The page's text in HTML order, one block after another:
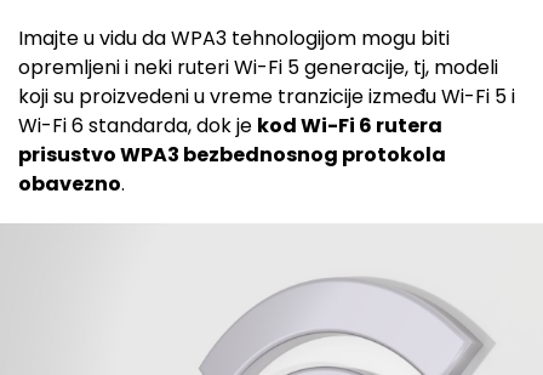
Imajte u vidu da WPA3 tehnologijom mogu biti
opremljeni i neki ruteri Wi-Fi 5 generacije, tj, modeli
koji su proizvedeni u vreme tranzicije između Wi-Fi 5 i
Wi-Fi 6 standarda, dok je kod Wi-Fi 6 rutera
prisustvo WPA3 bezbednosnog protokola
obavezno.